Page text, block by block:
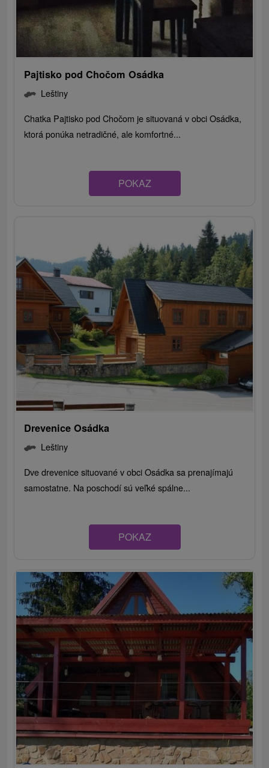
Pajtisko pod Chočom Osádka
Leštiny
Chatka Pajtisko pod Chočom je situovaná v obci Osádka,
ktorá ponúka netradičné, ale komfortné...
POKAZ
Drevenice Osádka
Leštiny
Dve drevenice situované v obci Osádka sa prenajímajú
samostatne. Na poschodí sú veľké spálne...
POKAZ